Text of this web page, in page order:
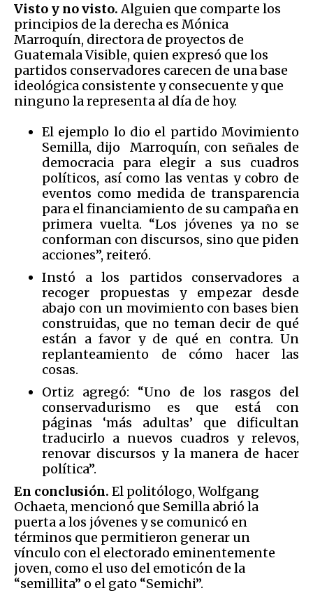
Visto y no visto.Alguien que comparte los
principios de la derecha es Mónica
Marroquín, directora de proyectos de
Guatemala Visible, quien expresó que los
partidos conservadores carecen de una base
ideológica consistente y consecuente y que
ninguno la representa al día de hoy.
El ejemplo lo dio el partido Movimiento
Semilla, dijo Marroquín, con señales de
democracia para elegir a sus cuadros
políticos, así como las ventas y cobro de
eventos como medida de transparencia
para el financiamiento de su campaña en
primera vuelta. “Los jóvenes ya no se
conforman con discursos, sino que piden
acciones”, reiteró.
Instó a los partidos conservadores a
recoger propuestas y empezar desde
abajo con un movimiento con bases bien
construidas, que no teman decir de qué
están a favor y de qué en contra. Un
replanteamiento de cómo hacer las
cosas.
Ortiz agregó: “Uno de los rasgos del
conservadurismo es que está con
páginas ‘más adultas’ que dificultan
traducirlo a nuevos cuadros y relevos,
renovar discursos y la manera de hacer
política”.
En conclusión. El politólogo, Wolfgang
Ochaeta, mencionó que Semilla abrió la
puerta a los jóvenes y se comunicó en
términos que permitieron generar un
vínculo con el electorado eminentemente
joven, como el uso del emoticón de la
“semillita” o el gato “Semichi”.